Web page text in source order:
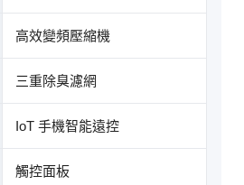
高效變頻壓縮機
三重除臭濾網
IoT 手機智能遠控
觸控面板